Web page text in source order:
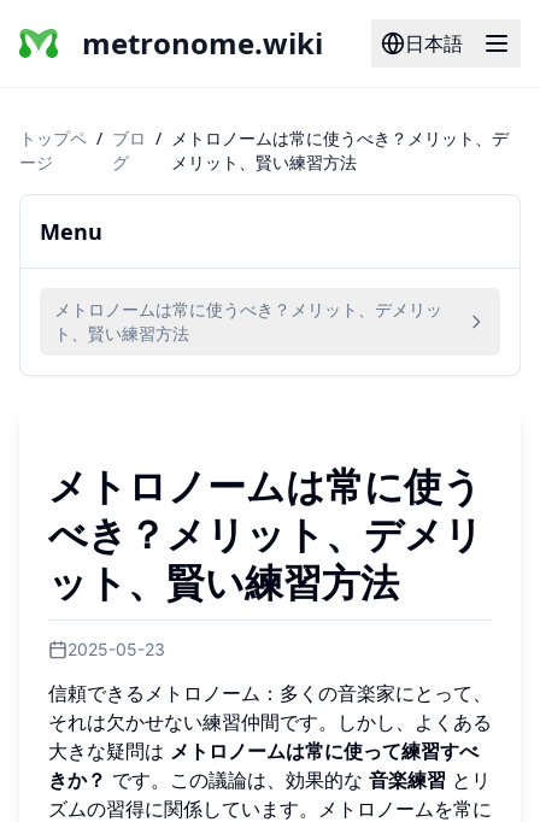
metronome.wiki 日本語
トップペ
ージ
/ ブロ
グ
/ メトロノームは常に使うべき？メリット、デ
メリット、賢い練習方法
Menu
メトロノームは常に使うべき？メリット、デメリッ
ト、賢い練習方法
メトロノームは常に使う
べき？メリット、デメリ
ット、賢い練習方法
2025-05-23
信頼できるメトロノーム：多くの音楽家にとって、
それは欠かせない練習仲間です。しかし、よくある
大きな疑問は メトロノームは常に使って練習すべ
きか？ です。この議論は、効果的な 音楽練習 とリ
ズムの習得に関係しています。メトロノームを常に